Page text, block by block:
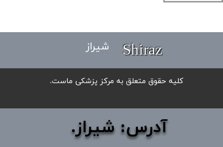
​کلیه حقوق متعلق به مرکز پزشکی ماست.
شیراز Shiraz
آدرس: شیراز.